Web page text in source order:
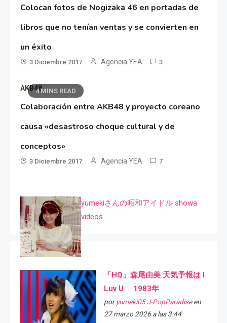
Colocan fotos de Nogizaka 46 en portadas de
libros que no tenían ventas y se convierten en
un éxito
3 Diciembre 2017 Agencia YEA 3
4 MINS READ
AKB48
Colaboración entre AKB48 y proyecto coreano
causa «desastroso choque cultural y de
conceptos»
3 Diciembre 2017 Agencia YEA 7
yumekiさんの昭和アイドル showa
videos
「HQ」森尾由美 天気予報は I
Luv U 1983年
por yumeki05 J-PopParadiseen
27 marzo 2026 a las 3:44